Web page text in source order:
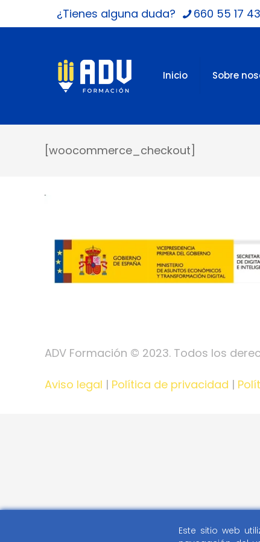
¿Tienes alguna duda? 660 55 17 43
Inicio Sobre
[woocommerce_checkout]
ADV Formación © 2023. Todos los
Aviso legal | Política de privacidad |
Este sitio web